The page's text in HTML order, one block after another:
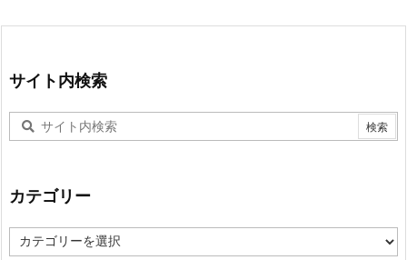
サイト内検索
カテゴリー
テ